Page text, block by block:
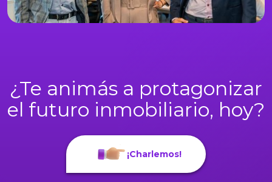
¿Te animás a protagonizar
el futuro inmobiliario, hoy?
¡Charlemos!